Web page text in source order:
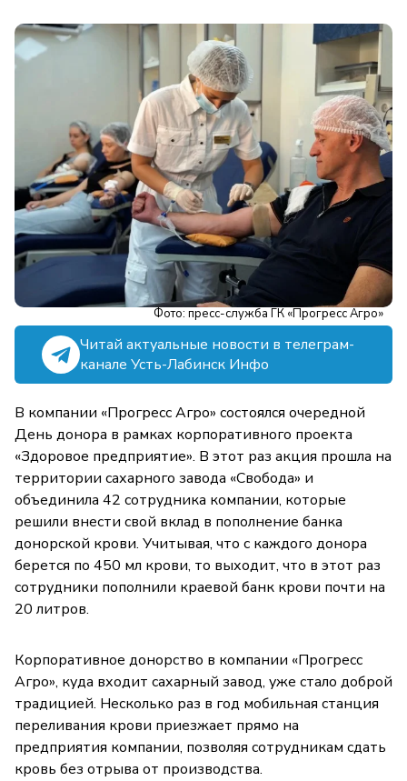
Фото: пресс-служба ГК «Прогресс Агро»
Читай актуальные новости в телеграм-
канале Усть-Лабинск Инфо
В компании «Прогресс Агро» состоялся очередной
День донора в рамках корпоративного проекта
«Здоровое предприятие». В этот раз акция прошла на
территории сахарного завода «Свобода» и
объединила 42 сотрудника компании, которые
решили внести свой вклад в пополнение банка
донорской крови. Учитывая, что с каждого донора
берется по 450 мл крови, то выходит, что в этот раз
сотрудники пополнили краевой банк крови почти на
20 литров.
Корпоративное донорство в компании «Прогресс
Агро», куда входит сахарный завод, уже стало доброй
традицией. Несколько раз в год мобильная станция
переливания крови приезжает прямо на
предприятия компании, позволяя сотрудникам сдать
кровь без отрыва от производства.